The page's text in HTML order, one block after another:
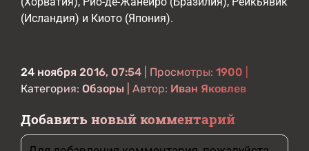
(Исландия) и Киото (Япония).
24 ноября 2016, 07:54 | Просмотры: 1900
Категория: Обзоры | Автор: Иван Яковлев
Добавить новый комментарий